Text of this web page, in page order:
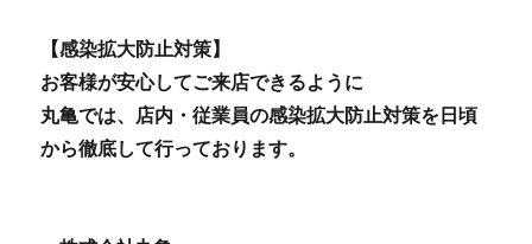
【感染拡大防止対策】
お客様が安心してご来店できるように
丸亀では、店内・従業員の感染拡大防止対策を日頃
から徹底して行っております。